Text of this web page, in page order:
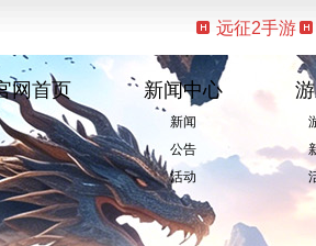
远征2手游
网首页 新闻中心
新闻
公告
活动